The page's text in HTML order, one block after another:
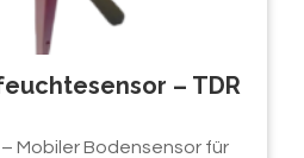
– TDR
Mobiler Bodensensor für